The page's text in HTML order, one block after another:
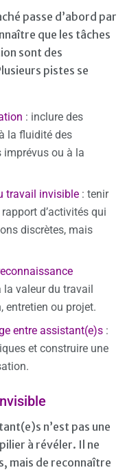
passe d’abord par
que les tâches
sont des
pistes se
: inclure des
la fluidité des
imprévus ou à la
travail invisible : tenir
d’activités qui
discrètes, mais
la valeur du travail
entretien ou projet.
entre assistant(e)s :
et construire une
n’est pas une
à révéler. Il ne
mais de reconnaître